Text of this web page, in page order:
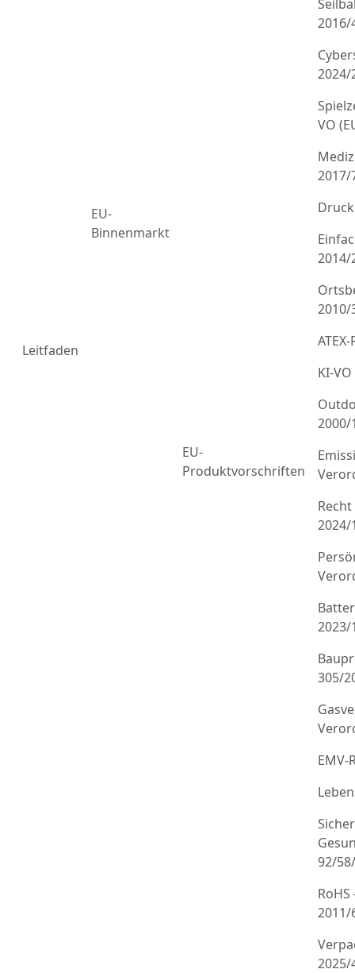
Leitfaden
EU-
Binnenmarkt
EU-
Produktvorschriften
2016/
2024/
VO
2017/
2014/
2010/
KI-
2000/
2024/
2023/
305/
EMV-
92/
2011/
2025/